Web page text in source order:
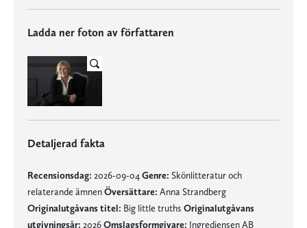
Ladda ner foton av författaren
Detaljerad fakta
Recensionsdag: 2026-09-04 Genre: Skönlitteratur och
relaterande ämnenÖversättare: Anna Strandberg
Originalutgåvans titel: Big little truths Originalutgåvans
utgivningsår: 2026Omslagsformgivare: Ingrediensen AB